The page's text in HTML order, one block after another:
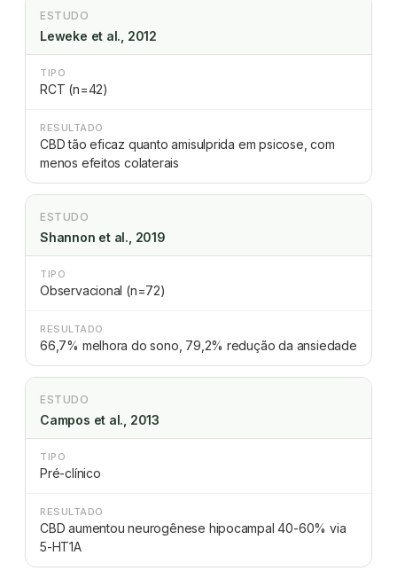
ESTUDO
Leweke et al., 2012
TIPO
RCT (n=42)
RESULTADO
CBD tão eficaz quanto amisulprida em psicose, com
menos efeitos colaterais
ESTUDO
Shannon et al., 2019
TIPO
Observacional (n=72)
RESULTADO
66,7% melhora do sono, 79,2% redução da ansiedade
ESTUDO
Campos et al., 2013
TIPO
Pré-clínico
RESULTADO
CBD aumentou neurogênese hipocampal 40-60% via
5-HT1A